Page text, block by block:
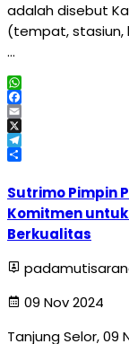
adalah disebut
(tempat, stasiun,
…
WhatsApp
Facebook
Email
X
Telegram
Sutrimo Pimpin
Komitmen
Berkualitas
09 Nov 2024
Tanjung Selor, 09